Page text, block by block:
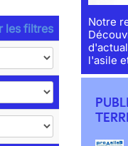
les filtres
Notre
l'asile